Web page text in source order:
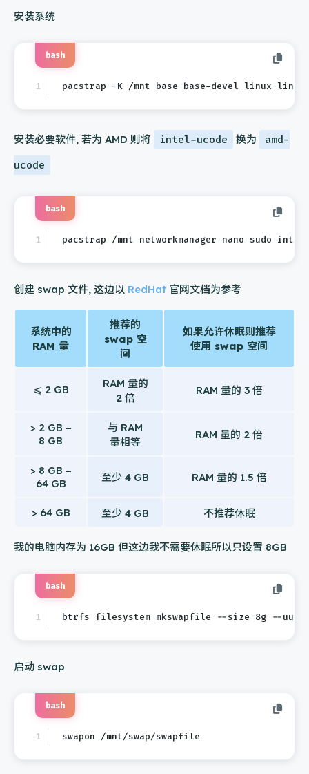
安装系统
pacstrap -K /mnt base base-devel linux
bash
安装必要软件, 若为 AMD 则将 intel-ucode 换为
amd-
ucode
pacstrap /mnt networkmanager nano sudo
bash
创建 swap 文件, 这边以 RedHat 官网文档为参考
系统中的
RAM 量
推荐的
swap 空
间
如果允许休眠则推荐
使用 swap 空间
⩽ 2 GB
RAM 量的
2 倍
RAM 量的 3 倍
> 2 GB –
8 GB
与 RAM
量相等
RAM 量的 2 倍
> 8 GB –
64 GB
至少 4 GB RAM 量的 1.5 倍
> 64 GB 至少 4 GB 不推荐休眠
我的电脑内存为 16GB 但这边我不需要休眠所以只设置 8GB
btrfs filesystem mkswapfile --size 8g --uuid
bash
启动 swap
swapon /mnt/swap/swapfile
bash